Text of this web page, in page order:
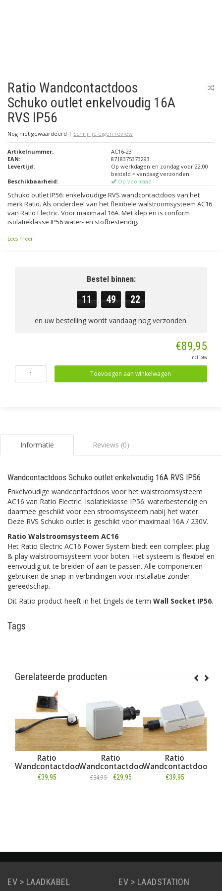
Ratio Wandcontactdoos
Schuko outlet enkelvoudig 16A
RVS IP56
Nog niet gewaardeerd | Schrijf je eigen review
Artikelnummer:
AC16-23
EAN:
8718375373293
Levertijd:
Op werkdagen en zondag voor 22:00
besteld = vandaag verzonden!
Beschikbaarheid:
Op voorraad
Schuko outlet IP56: enkelvoudige RVS wandcontactdoos van het
merk Ratio. Als onderdeel van het flexibele walstroomsysteem AC16
van Ratio Electric. Voor maximaal 16A. Met klep en is conform
isolatieklasse IP56 water- en stofbestendig.
Lees meer
Bestel binnen:
11 : 49 : 22
en uw bestelling wordt vandaag nog verzonden.
€89,95
Incl. btw
Toevoegen aan winkelwagen
Informatie Reviews (0)
Wandcontactdoos Schuko outlet enkelvoudig 16A RVS IP56
Enkelvoudige wandcontactdoos voor het walstroomsysteem
AC16 van Ratio Electric. Isolatieklasse IP56: waterbestendig en
daarmee geschikt voor een stroomsysteem nabij het water.
Deze RVS Schuko outlet is geschikt voor maximaal 16A / 230V.
Ratio Walstroomsysteem AC16
Het Ratio Electric AC16 Power System biedt een compleet plug
& play walstroomsysteem voor boten. Het systeem is flexibel en
eenvoudig uit te breiden of aan te passen. Alle componenten
gebruiken de snap-in verbindingen voor installatie zonder
gereedschap.
Dit Ratio product heeft in het Engels de term Wall Socket IP56.
Tags
Gerelateerde producten
Ratio
Wandcontactdoos
enkelvoudig
zwart 16A
€39,95
Ratio
Wandcontactdoos
enkelvoudig 16A
| IP55
€34,95 €29,95
Ratio
Wandcontactdoos
dubbelvoudig
16A | IP55
€39,95
EV > LAADKABEL EV > LAADSTATION